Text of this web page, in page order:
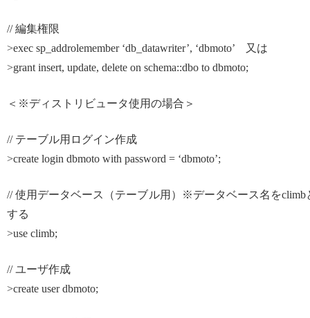
// 編集権限
>exec sp_addrolemember ‘db_datawriter’, ‘dbmoto’ 又は
>grant insert, update, delete on schema::dbo to dbmoto;
＜※ディストリビュータ使用の場合＞
// テーブル用ログイン作成
>create login dbmoto with password = ‘dbmoto’;
// 使用データベース（テーブル用）※データベース名をclimb
する
>use climb;
// ユーザ作成
>create user dbmoto;